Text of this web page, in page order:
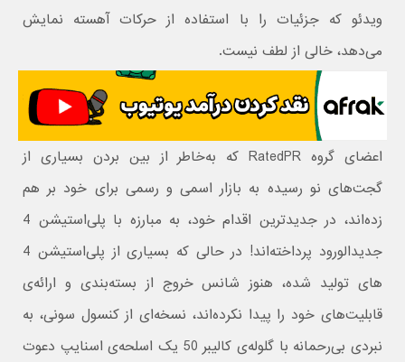
ویدئو که جزئیات را با استفاده از حرکات آهسته نمایش
می‌دهد، خالی از لطف نیست.
اعضای گروه RatedPR که به‌خاطر از بین بردن بسیاری از
گجت‌های نو رسیده به بازار اسمی و رسمی برای خود بر هم
زده‌اند، در جدیدترین اقدام خود، به مبارزه با پلی‌استیشن 4
جدیدالورود پرداخته‌اند! در حالی که بسیاری از پلی‌استیشن‌ 4
های تولید شده، هنوز شانس خروج از بسته‌بندی و ارائه‌ی
قابلیت‌های خود را پیدا نکرده‌اند، نسخه‌ای از کنسول سونی، به
نبردی بی‌رحمانه با گلوله‌ی کالیبر 50 یک اسلحه‌ی اسنایپ دعوت